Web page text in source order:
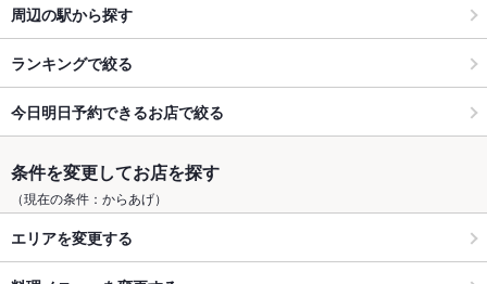
周辺の駅から探す
ランキングで絞る
今日明日予約できるお店で絞る
条件を変更してお店を探す
（現在の条件：からあげ）
エリアを変更する